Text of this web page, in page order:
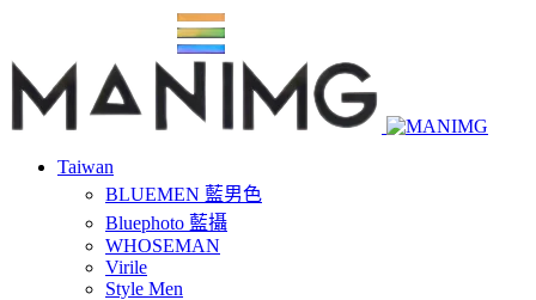
Taiwan
BLUEMEN 藍男色
Bluephoto 藍攝
WHOSEMAN
Virile
Style Men